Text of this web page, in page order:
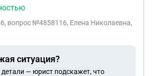
находящиеся на карте из
ребёнок, мать, отец.
, вопрос №4858116, Елена Николаевна,
ситуация?
— юрист подскажет, что